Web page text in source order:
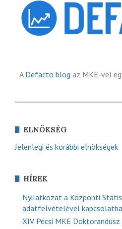
A Defacto blog az MKE-vel
ELNÖKSÉG
Jelenlegi és korábbi elnökségek
HÍREK
Nyilatkozat a Központi
adatfelvételével
XIV. Pécsi MKE